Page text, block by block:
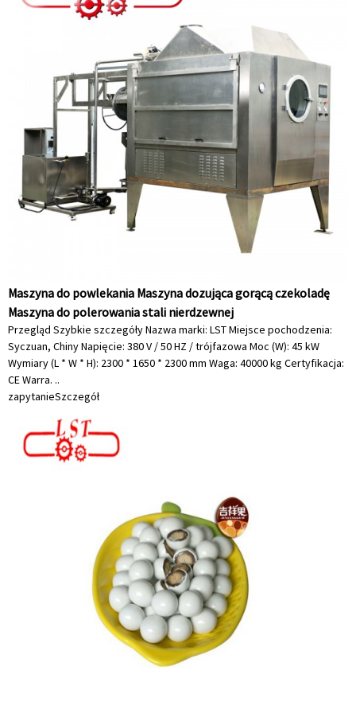
Maszyna do powlekania Maszyna dozująca gorącą czekoladę
Maszyna do polerowania stali nierdzewnej
Przegląd Szybkie szczegóły Nazwa marki: LST Miejsce pochodzenia:
Syczuan, Chiny Napięcie: 380 V / 50 HZ / trójfazowa Moc (W): 45 kW
Wymiary (L * W * H): 2300 * 1650 * 2300 mm Waga: 40000 kg Certyfikacja:
CE Warra. ..
zapytanieSzczegół